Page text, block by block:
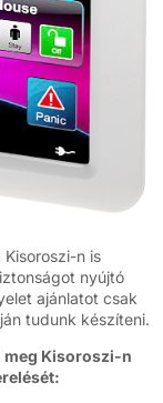
n is
nyújtó
ajánlatot csak
tudunk készíteni.
meg Kisoroszi-n